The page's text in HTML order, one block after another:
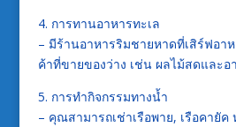
4. การทานอาหารทะเล
– มีร้านอาหารริมชายหาดที่เสิร์ฟอา
ค้าที่ขายของว่าง เช่น ผลไม้สดและอ
5. การทำกิจกรรมทางน้ำ
– คุณสามารถเช่าเรือพาย, เรือคายั